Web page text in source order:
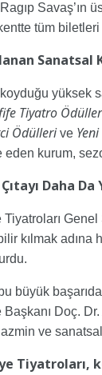
Savaş’ın
tüm biletleri
Sanatsal
yüksek
Tiyatro
Ödüllerive
eden kurum,
Daha Da
Tiyatroları
kılmak adına
büyük
Başkanı Doç.
ve sanatsal
Tiyatroları,